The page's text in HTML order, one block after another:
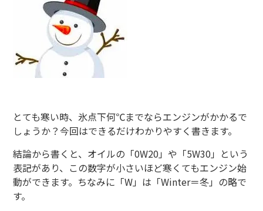
とても寒い時、氷点下何℃までならエンジンがかかるで
しょうか？今回はできるだけわかりやすく書きます。
結論から書くと、オイルの「0W20」や「5W30」という
表記があり、この数字が小さいほど寒くてもエンジン始
動ができます。ちなみに「W」は「Winter＝冬」の略で
す。